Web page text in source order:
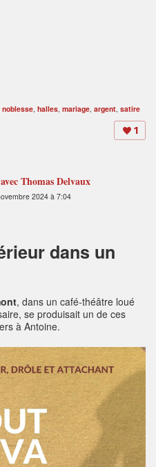
noblesse, halles, mariage, argent, satire
1
Thomas Delvaux
2024 à 7:04
dans un
, dans un café-théâtre loué
se produisait un de ces
à Antoine.